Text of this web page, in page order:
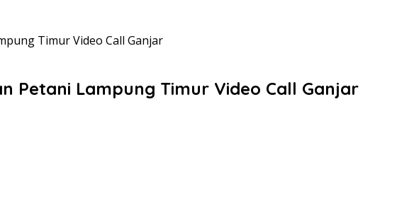
Timur Video Call Ganjar
Petani Lampung Timur Video Call Ganjar